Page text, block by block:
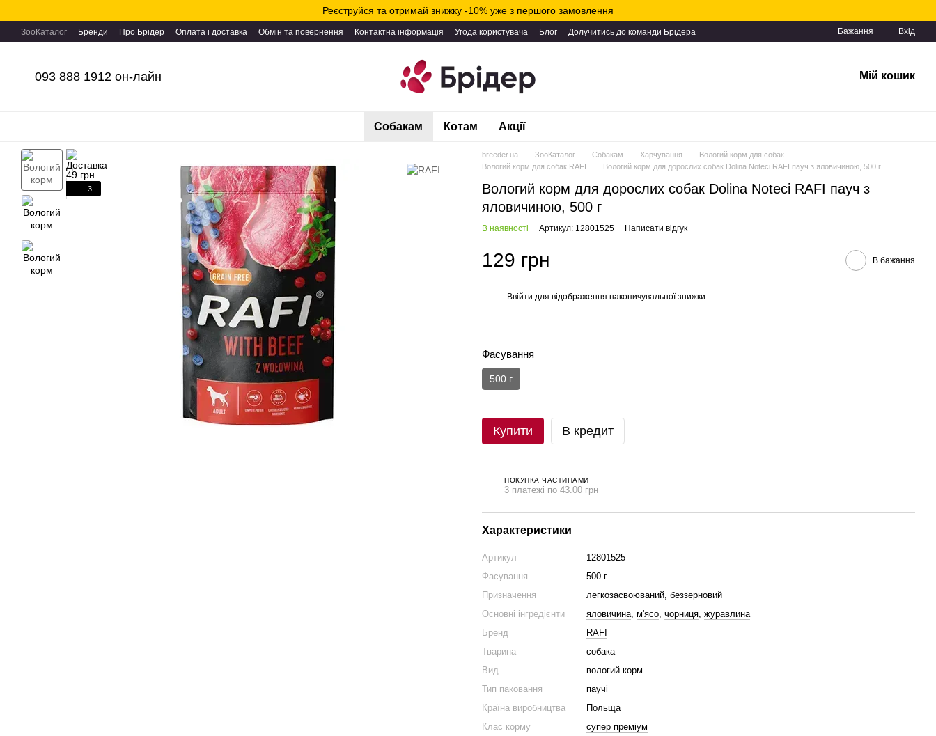
Реєструйся та отримай знижку -10% уже з першого замовлення
ЗооКаталог Бренди Про Брідер Оплата і доставка Обмін та повернення Контактна інформація Угода користувача Блог Долучитись до команди Брідера Бажання Вхід
093 888 1912 он-лайн Мій кошик
Собакам Котам Акції
3
breeder.ua ЗооКаталог Собакам Харчування
Вологий корм для собак
Вологий корм для собак RAFI
Вологий корм для дорослих собак Dolina Noteci RAFI пауч з яловичиною, 500 г
Вологий корм для дорослих собак Dolina Noteci RAFI пауч з
яловичиною, 500 г
В наявності Артикул: 12801525 Написати відгук
129 грн В бажання
Ввійти для відображення накопичувальної знижки
Фасування
500 г
Купити В кредит
ПОКУПКА ЧАСТИНАМИ
3 платежі по 43.00 грн
Характеристики
Артикул
12801525
Фасування
500 г
Призначення
легкозасвоюваний, беззерновий
Основні інгредієнти
яловичина, м'ясо, чорниця, журавлина
Бренд
RAFI
Тварина
собака
Вид
вологий корм
Тип паковання
паучі
Країна виробництва
Польща
Клас корму
супер преміум